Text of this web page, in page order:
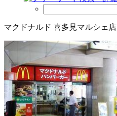
マクドナルド 喜多見マルシェ店